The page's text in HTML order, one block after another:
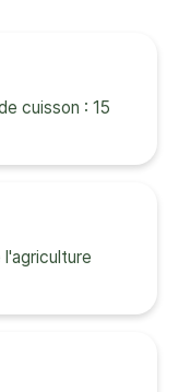
cuisson : 15
l'agriculture